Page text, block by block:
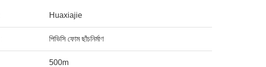
Huaxiajie
পিভিসি ফোম ছাঁচনির্মাণ
500m